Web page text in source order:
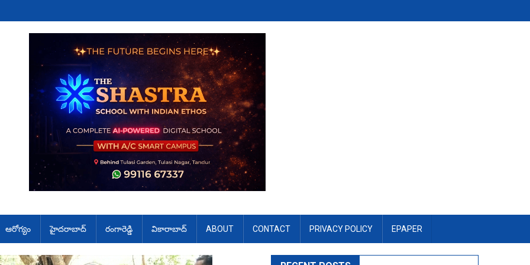
ఆరోగ్యం హైదరాబాద్ రంగారెడ్డి వికారాబాద్ ABOUT CONTACT PRIVACY POLICY EPAPER